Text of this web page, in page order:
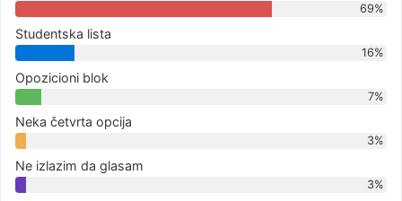
69%
Studentska lista
16%
Opozicioni blok
7%
Neka četvrta opcija
3%
Ne izlazim da glasam
3%